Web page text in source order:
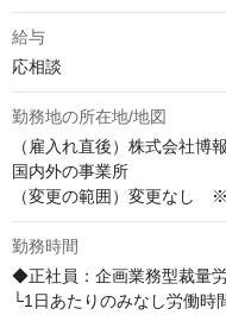
給与
応相談
勤務地の所在地/地図
（雇入れ直後）株式会社博
国内外の事業所
（変更の範囲）変更なし　
勤務時間
◆正社員：企画業務型裁量
└1日あたりのみなし労働時